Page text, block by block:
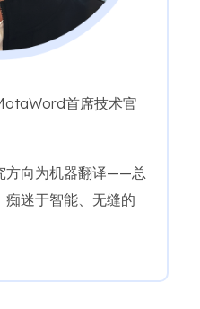
首席技术官
方向为机器翻译——总
迷于智能、无缝的